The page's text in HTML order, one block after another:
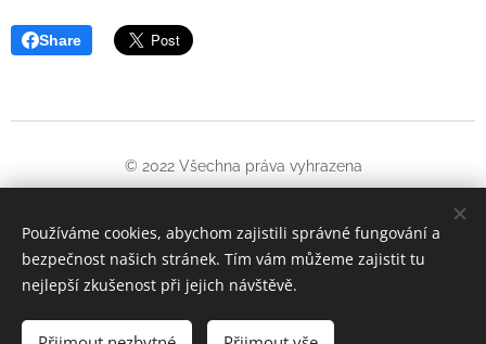
Share
© 2022 Všechna práva vyhrazena
Cookies
Čeština
English
Používáme cookies, abychom zajistili správné fungování a
bezpečnost našich stránek. Tím vám můžeme zajistit tu
nejlepší zkušenost při jejich návštěvě.